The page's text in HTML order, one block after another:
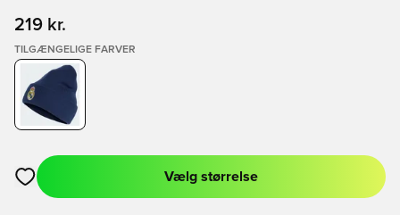
219 kr.
TILGÆNGELIGE FARVER
Åbner en Modal til at logge ind eller tilmelde dig som medlem
Vælg størrelse